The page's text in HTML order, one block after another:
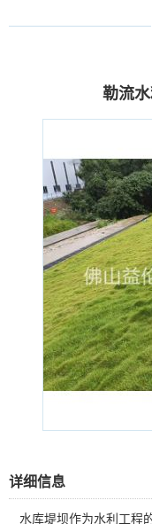
勒流
详细信息
水库堤坝作为水利工程